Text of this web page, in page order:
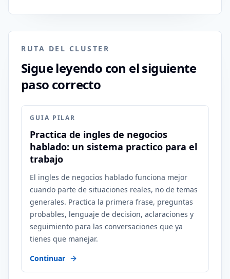
RUTA DEL CLUSTER
Sigue leyendo con el siguiente
paso correcto
GUIA PILAR
Practica de ingles de negocios
hablado: un sistema practico para el
trabajo
El ingles de negocios hablado funciona mejor
cuando parte de situaciones reales, no de temas
generales. Practica la primera frase, preguntas
probables, lenguaje de decision, aclaraciones y
seguimiento para las conversaciones que ya
tienes que manejar.
Continuar